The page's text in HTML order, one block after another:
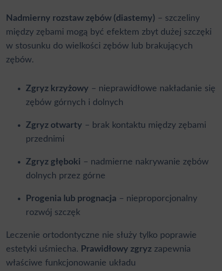
Nadmierny rozstaw zębów (diastemy) – szczeliny
między zębami mogą być efektem zbyt dużej szczęki
w stosunku do wielkości zębów lub brakujących
zębów.
Zgryz krzyżowy – nieprawidłowe nakładanie się
zębów górnych i dolnych
Zgryz otwarty – brak kontaktu między zębami
przednimi
Zgryz głęboki – nadmierne nakrywanie zębów
dolnych przez górne
Progenia lub prognacja – nieproporcjonalny
rozwój szczęk
Leczenie ortodontyczne nie służy tylko poprawie
estetyki uśmiecha. Prawidłowy zgryz zapewnia
właściwe funkcjonowanie układu